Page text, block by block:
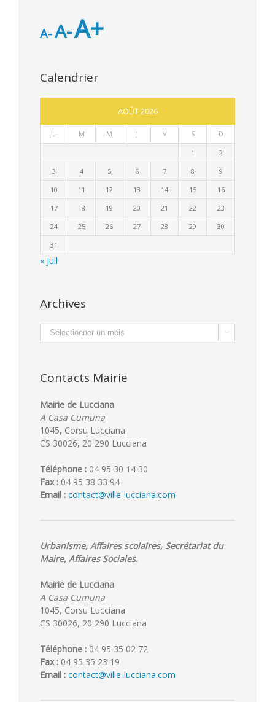
A-A-A+
Calendrier
AOÛT 2026
L M M J V S D
1
2
3
4 5 6 7 8
9
10
11 12 13 14 15
16
17
18 19 20 21 22
23
24
25 26 27 28 29
30
31
« Juil
Archives
Archives 
Contacts Mairie
Mairie de Lucciana
A Casa Cumuna
1045, Corsu Lucciana
CS 30026, 20 290 Lucciana
Téléphone : 04 95 30 14 30
Fax : 04 95 38 33 94
Email : contact@ville-lucciana.com
Urbanisme, Affaires scolaires, Secrétariat du
Maire, Affaires Sociales.
Mairie de Lucciana
A Casa Cumuna
1045, Corsu Lucciana
CS 30026, 20 290 Lucciana
Téléphone : 04 95 35 02 72
Fax : 04 95 35 23 19
Email : contact@ville-lucciana.com